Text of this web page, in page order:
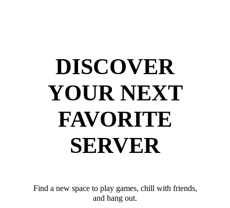
DISCOVER
YOUR NEXT
FAVORITE
SERVER
Find a new space to play games, chill with friends,
and hang out.